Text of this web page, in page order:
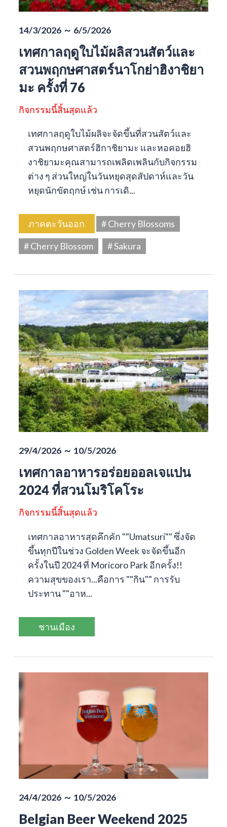
14/3/2026 ～ 6/5/2026
เทศกาลฤดูใบไม้ผลิสวนสัตว์และ
สวนพฤกษศาสตร์นาโกย่าฮิงาชิยา
มะ ครั้งที่ 76
กิจกรรมนี้สิ้นสุดแล้ว
เทศกาลฤดูใบไม้ผลิจะจัดขึ้นที่สวนสัตว์และ
สวนพฤกษศาสตร์ฮิกาชิยามะ และหอคอยฮิ
งาชิยามะคุณสามารถเพลิดเพลินกับกิจกรรม
ต่าง ๆ ส่วนใหญ่ในวันหยุดสุดสัปดาห์และวัน
หยุดนักขัตฤกษ์ เช่น การเดิ...
ภาคตะวันออก
# Cherry Blossoms
# Cherry Blossom
# Sakura
29/4/2026 ～ 10/5/2026
เทศกาลอาหารอร่อยออลเจแปน
2024 ที่สวนโมริโคโระ
กิจกรรมนี้สิ้นสุดแล้ว
เทศกาลอาหารสุดคึกคัก ""Umatsuri"" ซึ่งจัด
ขึ้นทุกปีในช่วง Golden Week จะจัดขึ้นอีก
ครั้งในปี 2024 ที่ Moricoro Park อีกครั้ง!!
ความสุขของเรา...คือการ ""กิน"" การรับ
ประทาน ""อาห...
ชานเมือง
24/4/2026 ～ 10/5/2026
Belgian Beer Weekend 2025